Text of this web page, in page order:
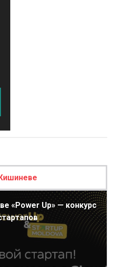
«Power Up» — конкурс